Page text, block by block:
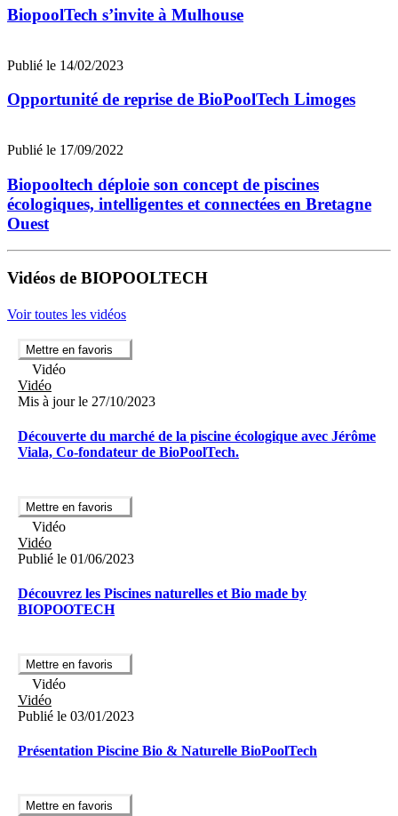
BiopoolTech s’invite à Mulhouse
Publié le 14/02/2023
Opportunité de reprise de BioPoolTech Limoges
Publié le 17/09/2022
Biopooltech déploie son concept de piscines
écologiques, intelligentes et connectées en Bretagne
Ouest
Vidéos de BIOPOOLTECH
Voir toutes les vidéos
Mettre en favoris
Vidéo
Vidéo
Mis à jour le 27/10/2023
Découverte du marché de la piscine écologique avec Jérôme
Viala, Co-fondateur de BioPoolTech.
Mettre en favoris
Vidéo
Vidéo
Publié le 01/06/2023
Découvrez les Piscines naturelles et Bio made by
BIOPOOTECH
Mettre en favoris
Vidéo
Vidéo
Publié le 03/01/2023
Présentation Piscine Bio & Naturelle BioPoolTech
Mettre en favoris